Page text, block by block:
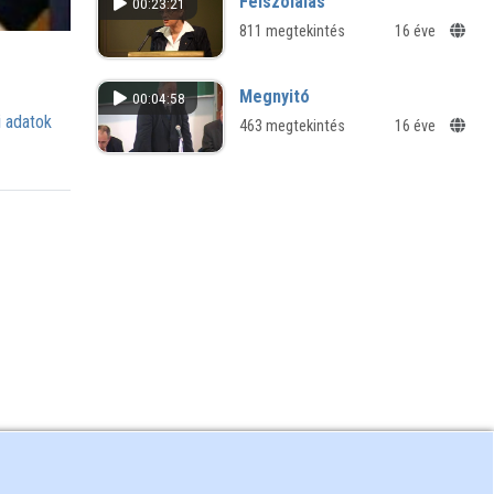
adatok
811 megtekintés 16 éve
00:04:58 Megnyitó
463 megtekintés 16 éve